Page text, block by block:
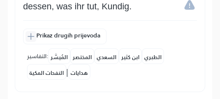
dessen, was ihr tut, Kundig.
Prikaz drugih prijevoda
التفاسير: المُيسَّر المختصر السعدي ابن كثير الطبري
النفحات المكية | هدايات